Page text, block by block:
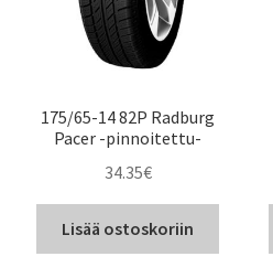
175/65-14 82P Radburg
Pacer -pinnoitettu-
34.35€
Lisää ostoskoriin